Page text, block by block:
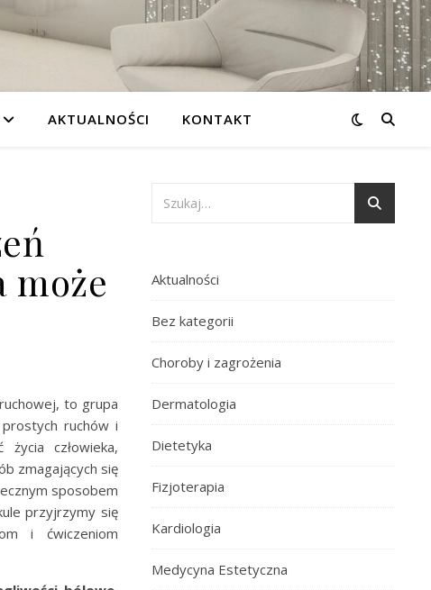
AKTUALNOŚCI KONTAKT
może
to grupa
ruchów i
człowieka,
zmagających się
sposobem
przyjrzymy się
i ćwiczeniom
Aktualności
Bez kategorii
Choroby i zagrożenia
Dermatologia
Dietetyka
Fizjoterapia
Kardiologia
Medycyna Estetyczna